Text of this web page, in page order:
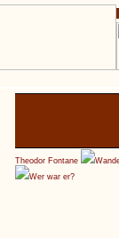
Theodor Fontane
Wer war er?